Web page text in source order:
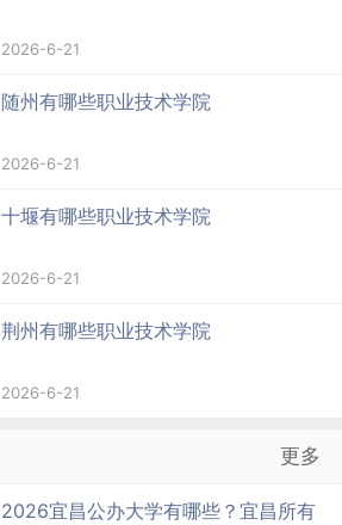
2026-6-21
随州有哪些职业技术学院
2026-6-21
十堰有哪些职业技术学院
2026-6-21
荆州有哪些职业技术学院
2026-6-21
更多
2026宜昌公办大学有哪些？宜昌所有